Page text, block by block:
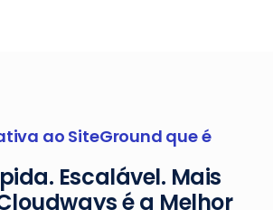
ao SiteGround que é
Escalável. Mais
é a Melhor